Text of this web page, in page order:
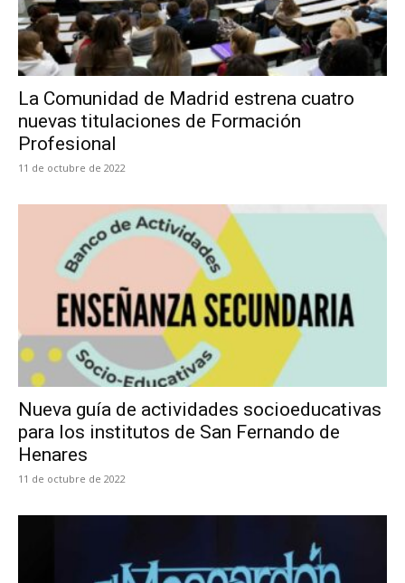
La Comunidad de Madrid estrena cuatro
nuevas titulaciones de Formación
Profesional
11 de octubre de 2022
Nueva guía de actividades socioeducativas
para los institutos de San Fernando de
Henares
11 de octubre de 2022